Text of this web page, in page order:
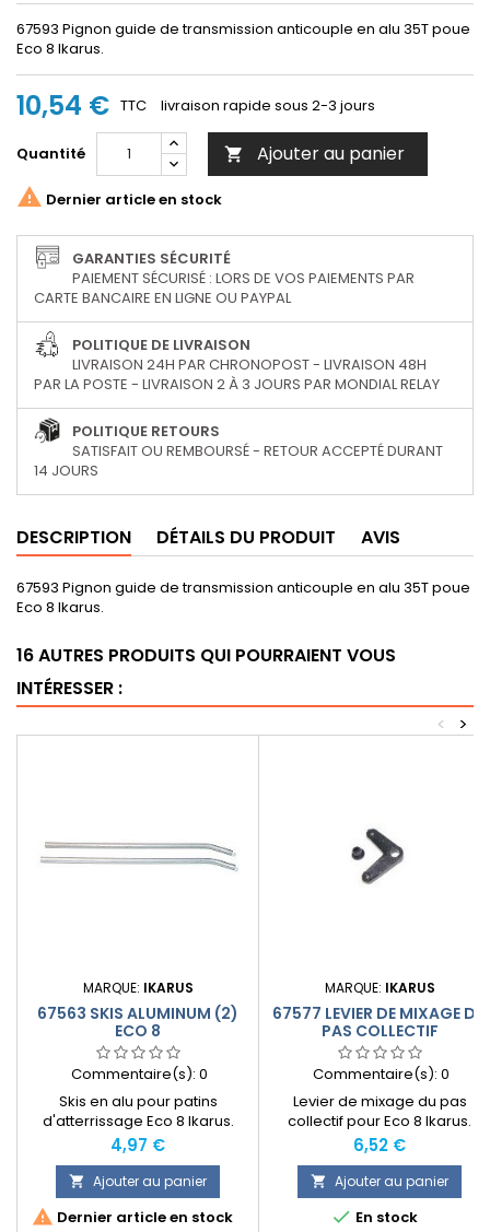
67593 Pignon guide de transmission anticouple en alu 35T poue
Eco 8 Ikarus.
10,54 € TTC livraison rapide sous 2-3 jours
Quantité  Ajouter au panier
 Dernier article en stock
GARANTIES SÉCURITÉ
PAIEMENT SÉCURISÉ : LORS DE VOS PAIEMENTS PAR
CARTE BANCAIRE EN LIGNE OU PAYPAL
POLITIQUE DE LIVRAISON
LIVRAISON 24H PAR CHRONOPOST - LIVRAISON 48H
PAR LA POSTE - LIVRAISON 2 À 3 JOURS PAR MONDIAL RELAY
POLITIQUE RETOURS
SATISFAIT OU REMBOURSÉ - RETOUR ACCEPTÉ DURANT
14 JOURS
DESCRIPTION DÉTAILS DU PRODUIT AVIS
67593 Pignon guide de transmission anticouple en alu 35T poue
Eco 8 Ikarus.
16 AUTRES PRODUITS QUI POURRAIENT VOUS
INTÉRESSER :
>
<
MARQUE: IKARUS
67563 SKIS ALUMINUM (2)
ECO 8
Commentaire(s): 0
Skis en alu pour patins
d'atterrissage Eco 8 Ikarus.
Prix
4,97 €
 Ajouter au panier
 Dernier article en stock
MARQUE: IKARUS
67577 LEVIER DE MIXAGE DU
PAS COLLECTIF
Commentaire(s): 0
Levier de mixage du pas
collectif pour Eco 8 Ikarus.
Prix
6,52 €
 Ajouter au panier
 En stock